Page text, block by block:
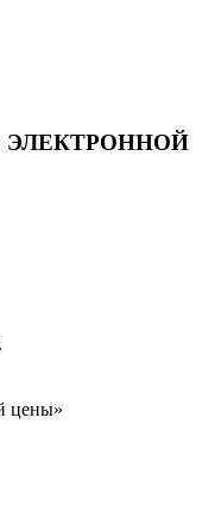
ЭЛЕКТРОННОЙ
цены»